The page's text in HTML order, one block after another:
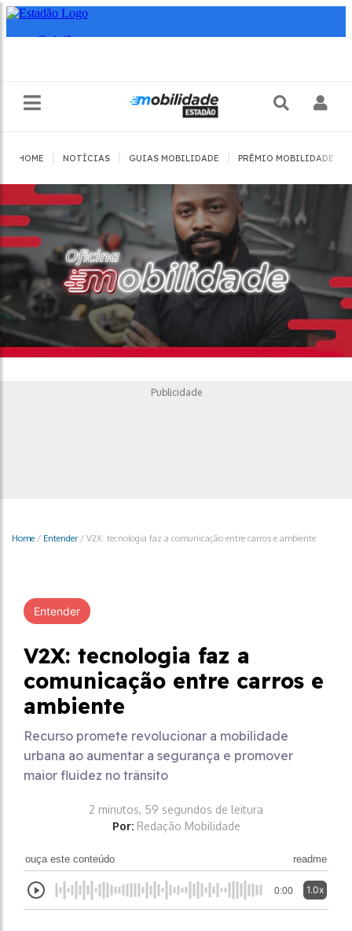
HOME NOTÍCIAS GUIAS MOBILIDADE PRÊMIO MOBILIDADE
Publicidade
Home / Entender/ V2X: tecnologia faz a comunicação entre carros e ambiente
Entender
V2X: tecnologia faz a
comunicação entre carros e
ambiente
Recurso promete revolucionar a mobilidade
urbana ao aumentar a segurança e promover
maior fluidez no trânsito
2 minutos, 59 segundos de leitura
Por: Redação Mobilidade
ouça este conteúdo readme
0:00 1.0x